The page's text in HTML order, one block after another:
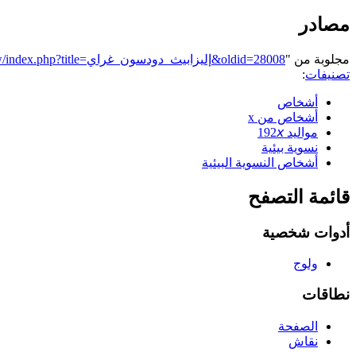
مصادر
مجلوبة من "https://genderiyya.xyz/mw/index.php?title=إليزابيث_دودسون_غراي&oldid=28008
تصنيفات:
أشخاص
أشخاص من x
مواليد 192𝘹
نسوية بيئية
أشخاص النسوية البيئية
قائمة التصفح
أدوات شخصية
ولوج
نطاقات
الصفحة
نقاش